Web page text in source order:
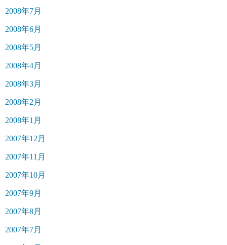
2008年7月
2008年6月
2008年5月
2008年4月
2008年3月
2008年2月
2008年1月
2007年12月
2007年11月
2007年10月
2007年9月
2007年8月
2007年7月